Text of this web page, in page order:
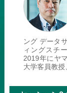
ング データ
ィングスチ
2019年にヤ
大学客員教授